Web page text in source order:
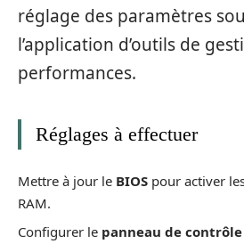
réglage des paramètres
l’application d’outils de
performances.
Réglages à effectuer
Mettre à jour le BIOS pour activer
RAM.
Configurer le panneau de